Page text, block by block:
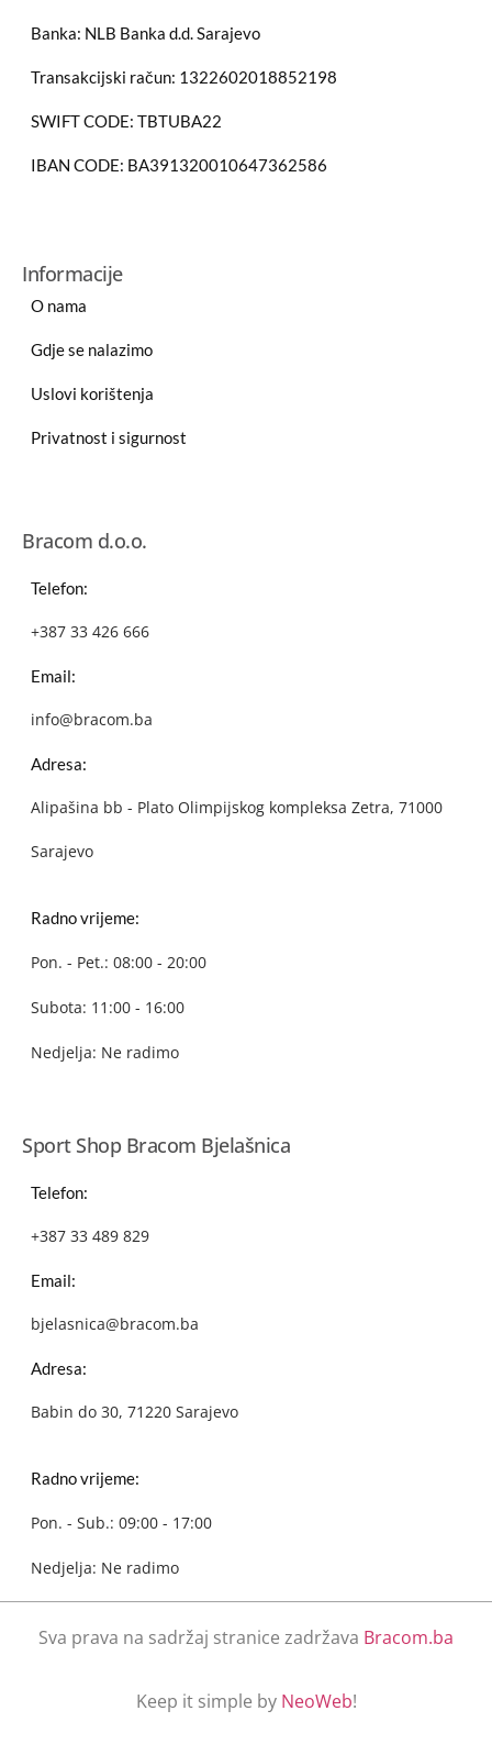
Banka: NLB Banka d.d. Sarajevo
Transakcijski račun: 1322602018852198
SWIFT CODE: TBTUBA22
IBAN CODE: BA391320010647362586
Informacije
O nama
Gdje se nalazimo
Uslovi korištenja
Privatnost i sigurnost
Bracom d.o.o.
Telefon:
+387 33 426 666
Email:
info@bracom.ba
Adresa:
Alipašina bb - Plato Olimpijskog kompleksa Zetra, 71000
Sarajevo
Radno vrijeme:
Pon. - Pet.: 08:00 - 20:00
Subota: 11:00 - 16:00
Nedjelja: Ne radimo
Sport Shop Bracom Bjelašnica
Telefon:
+387 33 489 829
Email:
bjelasnica@bracom.ba
Adresa:
Babin do 30, 71220 Sarajevo
Radno vrijeme:
Pon. - Sub.: 09:00 - 17:00
Nedjelja: Ne radimo
Sva prava na sadržaj stranice zadržava Bracom.ba
Keep it simple by NeoWeb!